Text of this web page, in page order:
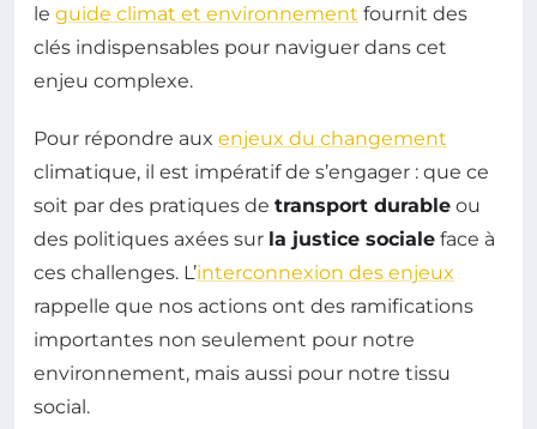
le guide climat et environnement fournit des
clés indispensables pour naviguer dans cet
enjeu complexe.
Pour répondre aux enjeux du changement
climatique, il est impératif de s’engager : que ce
soit par des pratiques de transport durable ou
des politiques axées sur la justice sociale face à
ces challenges. L’interconnexion des enjeux
rappelle que nos actions ont des ramifications
importantes non seulement pour notre
environnement, mais aussi pour notre tissu
social.